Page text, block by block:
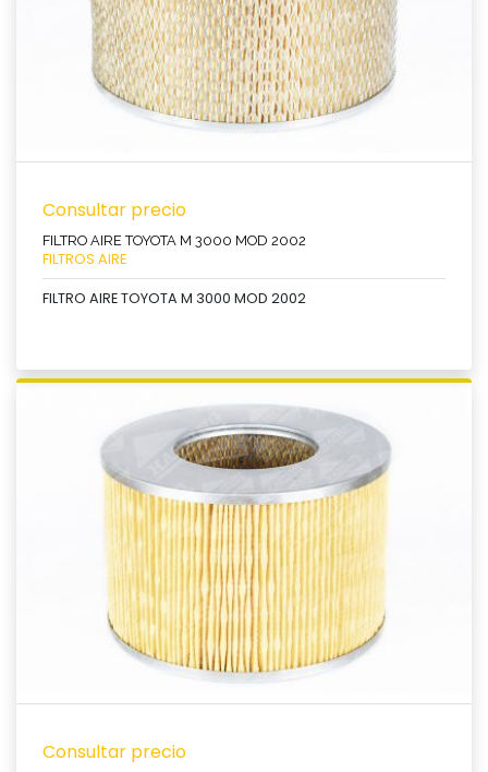
Consultar precio
FILTRO AIRE TOYOTA M 3000 MOD 2002
FILTROS AIRE
FILTRO AIRE TOYOTA M 3000 MOD 2002
Ver producto
Consultar precio